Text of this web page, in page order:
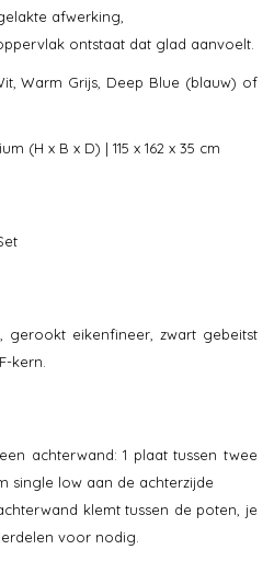
afwerking,
ontstaat dat glad aanvoelt.
Warm Grijs, Deep Blue (blauw) of
(H x B x D) | 115 x 162 x 35 cm
gerookt eikenfineer, zwart gebeitst
kern.
achterwand: 1 plaat tussen twee
single low aan de achterzijde
klemt tussen de poten, je
voor nodig.